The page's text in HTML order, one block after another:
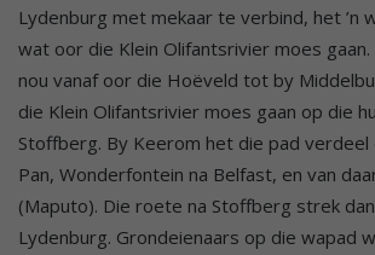
Lydenburg met mekaar te verbind, het ’n
wat oor die Klein Olifantsrivier moes
nou vanaf oor die Hoëveld tot by
die Klein Olifantsrivier moes gaan op die
Stoffberg. By Keerom het die pad
Pan, Wonderfontein na Belfast, en van
(Maputo). Die roete na Stoffberg strek
Lydenburg. Grondeienaars op die wapad